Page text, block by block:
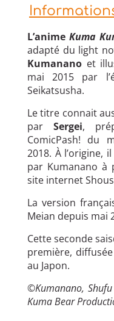
L’anime Kuma
adapté du light
Kumanano et
mai 2015 par
Seikatsusha.
Le titre connait
par Sergei,
ComicPash! du
2018. À l’origine,
par Kumanano à
site internet
La version
Meian depuis mai
Cette seconde
première,
au Japon.
©Kumanano,
Kuma Bear